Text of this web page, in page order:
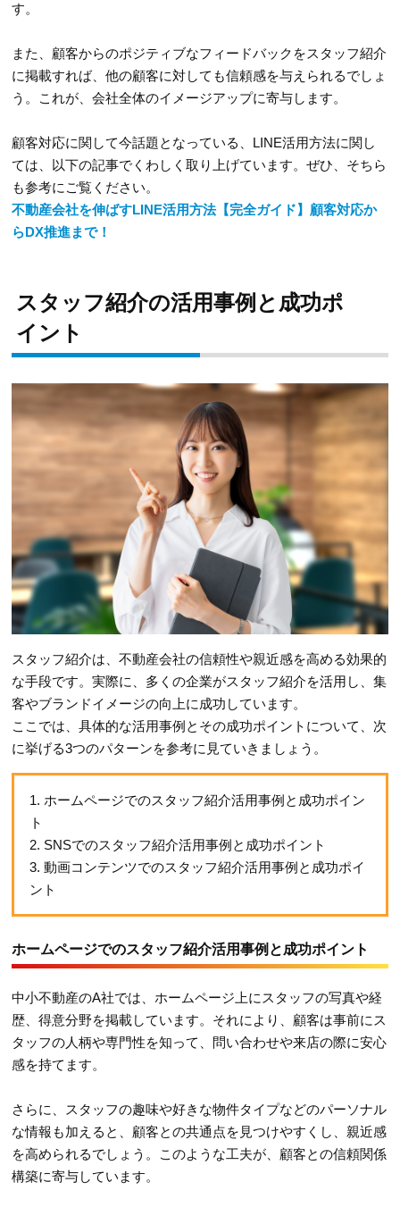
す。
また、顧客からのポジティブなフィードバックをスタッフ紹介
に掲載すれば、他の顧客に対しても信頼感を与えられるでしょ
う。これが、会社全体のイメージアップに寄与します。
顧客対応に関して今話題となっている、LINE活用方法に関し
ては、以下の記事でくわしく取り上げています。ぜひ、そちら
も参考にご覧ください。
不動産会社を伸ばすLINE活用方法【完全ガイド】顧客対応か
らDX推進まで！
スタッフ紹介の活用事例と成功ポ
イント
スタッフ紹介は、不動産会社の信頼性や親近感を高める効果的
な手段です。実際に、多くの企業がスタッフ紹介を活用し、集
客やブランドイメージの向上に成功しています。
ここでは、具体的な活用事例とその成功ポイントについて、次
に挙げる3つのパターンを参考に見ていきましょう。
1. ホームページでのスタッフ紹介活用事例と成功ポイン
ト
2. SNSでのスタッフ紹介活用事例と成功ポイント
3. 動画コンテンツでのスタッフ紹介活用事例と成功ポイ
ント
ホームページでのスタッフ紹介活用事例と成功ポイント
中小不動産のA社では、ホームページ上にスタッフの写真や経
歴、得意分野を掲載しています。それにより、顧客は事前にス
タッフの人柄や専門性を知って、問い合わせや来店の際に安心
感を持てます。
さらに、スタッフの趣味や好きな物件タイプなどのパーソナル
な情報も加えると、顧客との共通点を見つけやすくし、親近感
を高められるでしょう。このような工夫が、顧客との信頼関係
構築に寄与しています。